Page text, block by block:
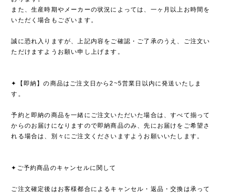
また、生産時期やメーカーの状況によっては、一ヶ月以上お時間を
いただく場合もございます。
誠に恐れ入りますが、上記内容をご確認・ご了承のうえ、ご注文い
ただけますようお願い申し上げます。
✦【即納】の商品はご注文日から2~5営業日以内に発送いたしま
す。
予約と即納の商品を一緒にご注文いただいた場合は、すべて揃って
からのお届けになりますので即納商品のみ、先にお届けをご希望さ
れる場合は、別々にご注文くださいますようお願いいたします。
✦ご予約商品のキャンセルに関して
ご注文確定後はお客様都合によるキャンセル・返品・交換は承って